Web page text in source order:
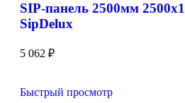
SIP-панель 2500мм
SipDelux
5 062 ₽
Быстрый просмотр